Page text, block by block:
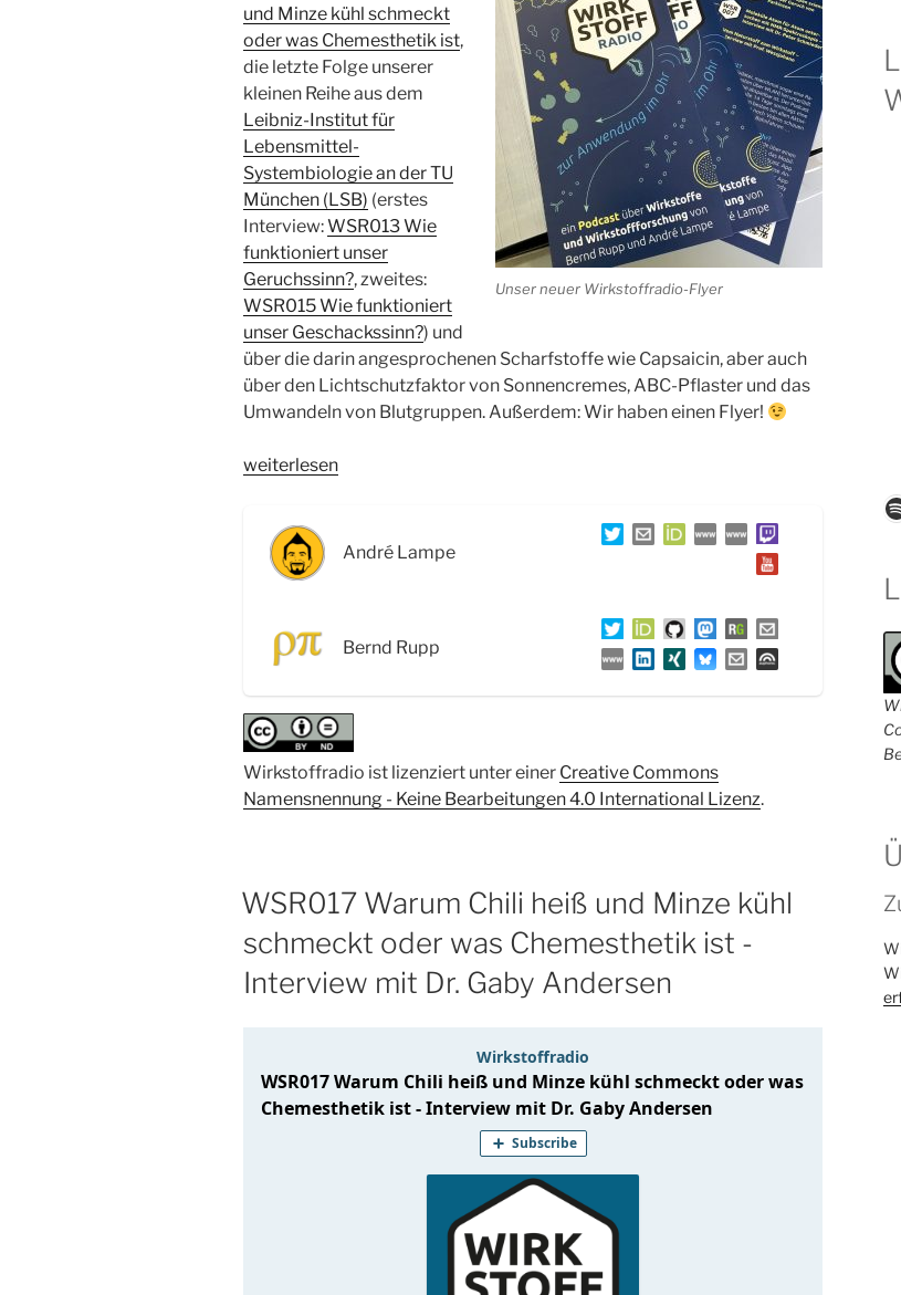
Unser neuer Wirkstoffradio-Flyer
und Minze kühl schmeckt
oder was Chemesthetik ist,
die letzte Folge unserer
kleinen Reihe aus dem
Leibniz-Institut für
Lebensmittel-
Systembiologie an der TU
München (LSB) (erstes
Interview:WSR013 Wie
funktioniert unser
Geruchssinn?, zweites:
WSR015 Wie funktioniert
unser Geschackssinn?) und
über die darin angesprochenen Scharfstoffe wie Capsaicin, aber auch
über den Lichtschutzfaktor von Sonnencremes, ABC-Pflaster und das
Umwandeln von Blutgruppen. Außerdem: Wir haben einen Flyer!
„WSR018
von
Scharfstoffen,
Sonnencreme
Proteinfaltung
für
zu
Hause“
weiterlesen
André Lampe
Bernd Rupp
Wirkstoffradio ist lizenziert unter einer Creative Commons
Namensnennung - Keine Bearbeitungen 4.0 International Lizenz.
WSR017 Warum Chili heiß und Minze kühl
schmeckt oder was Chemesthetik ist -
Interview mit Dr. Gaby Andersen